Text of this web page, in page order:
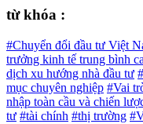
từ khóa :
#Chuyển đổi đầu tư Việt
trưởng kinh tế trung bình
dịch xu hướng nhà đầu tư
mục chuyên nghiệp #Vai
nhập toàn cầu và chiến
tư #tài chính #thị trường